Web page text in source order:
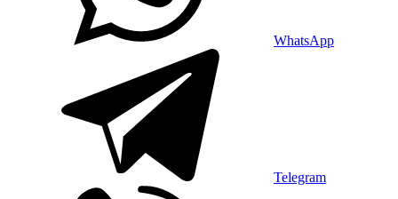
WhatsApp
Telegram